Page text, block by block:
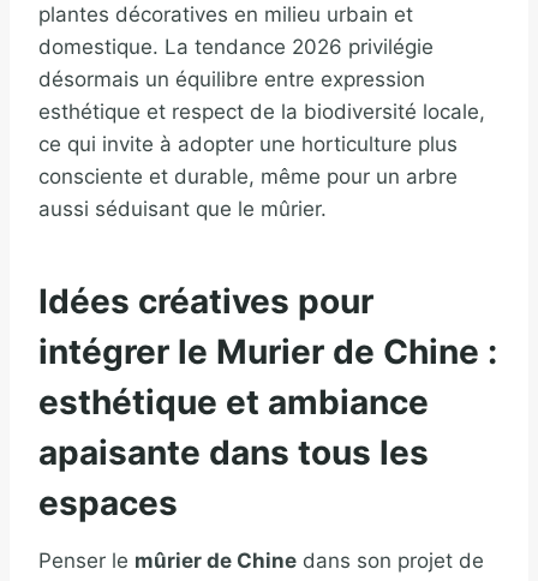
plantes décoratives en milieu urbain et
domestique. La tendance 2026 privilégie
désormais un équilibre entre expression
esthétique et respect de la biodiversité locale,
ce qui invite à adopter une horticulture plus
consciente et durable, même pour un arbre
aussi séduisant que le mûrier.
Idées créatives pour
intégrer le Murier de Chine :
esthétique et ambiance
apaisante dans tous les
espaces
Penser le mûrier de Chine dans son projet de